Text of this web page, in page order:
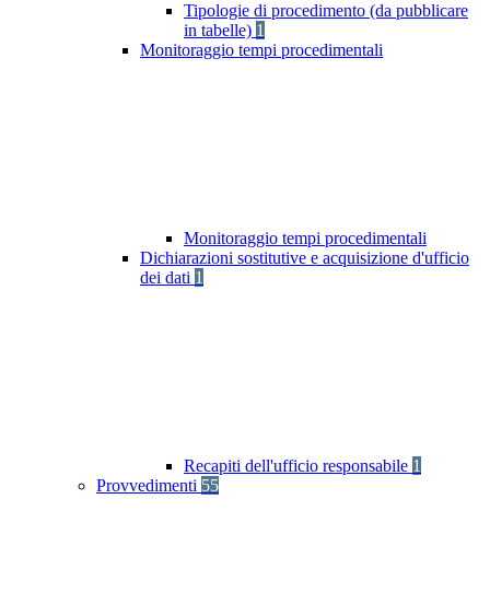
Tipologie di procedimento (da pubblicare
in tabelle) 1
Monitoraggio tempi procedimentali
Monitoraggio tempi procedimentali
Dichiarazioni sostitutive e acquisizione d'ufficio
dei dati 1
Recapiti dell'ufficio responsabile 1
Provvedimenti 55